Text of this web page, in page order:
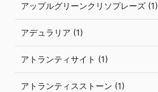
アップルグリーンクリソプレーズ (1)
アデュラリア (1)
アトランティサイト (1)
アトランティスストーン (1)